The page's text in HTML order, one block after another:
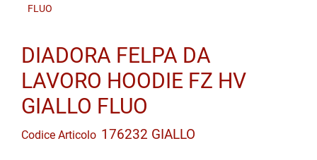
FLUO
DIADORA FELPA DA
LAVORO HOODIE FZ HV
GIALLO FLUO
Codice Articolo 176232 GIALLO